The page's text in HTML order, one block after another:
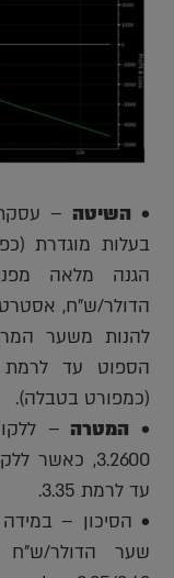
• השיטה –
בעלות מוגדרת
הגנה מלאה
הדולר/ש"ח,
להנות משער
הספוט עד
(כמפורט בטבלה).
• המטרה –
3.2600,
עד לרמת 3.35.
שער הדולר/ש"ח